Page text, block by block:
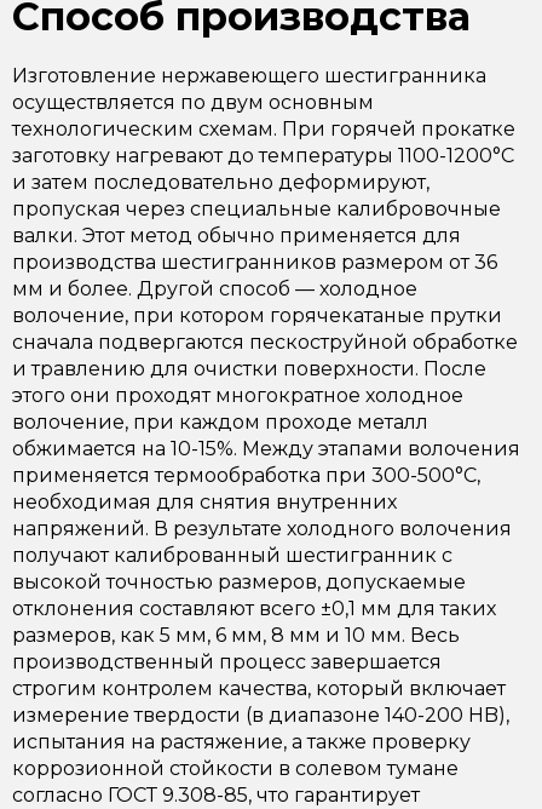
Способ производства
Изготовление нержавеющего шестигранника
осуществляется по двум основным
технологическим схемам. При горячей прокатке
заготовку нагревают до температуры 1100-1200°C
и затем последовательно деформируют,
пропуская через специальные калибровочные
валки. Этот метод обычно применяется для
производства шестигранников размером от 36
мм и более. Другой способ — холодное
волочение, при котором горячекатаные прутки
сначала подвергаются пескоструйной обработке
и травлению для очистки поверхности. После
этого они проходят многократное холодное
волочение, при каждом проходе металл
обжимается на 10-15%. Между этапами волочения
применяется термообработка при 300-500°C,
необходимая для снятия внутренних
напряжений. В результате холодного волочения
получают калиброванный шестигранник с
высокой точностью размеров, допускаемые
отклонения составляют всего ±0,1 мм для таких
размеров, как 5 мм, 6 мм, 8 мм и 10 мм. Весь
производственный процесс завершается
строгим контролем качества, который включает
измерение твердости (в диапазоне 140-200 HB),
испытания на растяжение, а также проверку
коррозионной стойкости в солевом тумане
согласно ГОСТ 9.308-85, что гарантирует